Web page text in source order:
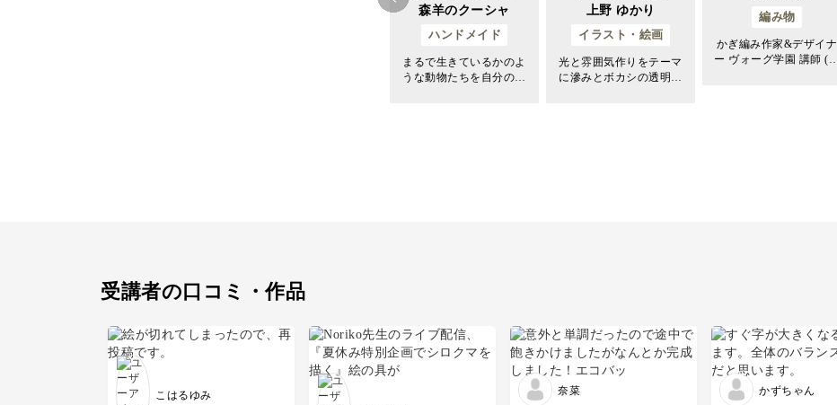
森羊のクーシャ
ハンドメイド
まるで生きているかのよ
うな動物たちを自分の手
上野 ゆかり
イラスト・絵画
光と雰囲気作りをテーマ
に滲みとボカシの透明水
編み物
かぎ編み作家&デザイナ
ー ヴォーグ学園 講師 (東
受講者の口コミ・作品
こはるゆみ 奈菜 かずちゃん